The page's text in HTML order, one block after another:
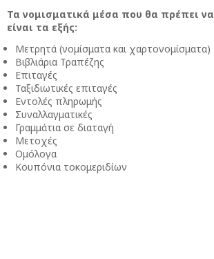
Τα νομισματικά μέσα που θα πρέπει
είναι τα εξής:
Μετρητά (νομίσματα και χαρτονομίσματα)
Βιβλιάρια Τραπέζης
Επιταγές
Ταξιδιωτικές επιταγές
Εντολές πληρωμής
Συναλλαγματικές
Γραμμάτια σε διαταγή
Μετοχές
Ομόλογα
Κουπόνια τοκομεριδίων